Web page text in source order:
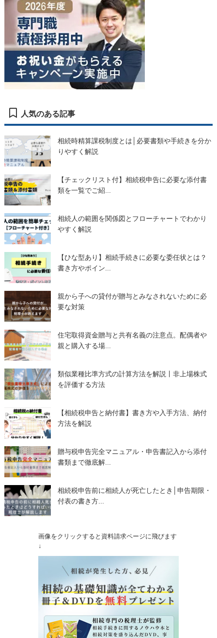
人気のある記事
相続時精算課税制度とは│必要書類や手続きを分か
りやすく解説
【チェックリスト付】相続税申告に必要な添付書
類を一覧でご紹...
相続人の範囲を関係図とフローチャートでわかり
やすく解説
【ひな型あり】相続手続きに必要な委任状とは？
書き方やポイン...
親から子への貸付が贈与とみなされないために必
要な対策
住宅取得資金贈与と共有名義の注意点。配偶者や
親と購入する場...
類似業種比準方式の計算方法を解説丨非上場株式
を評価する方法
【相続税申告と納付書】書き方や入手方法、納付
方法を解説
贈与税申告完全マニュアル・申告書記入から添付
書類まで徹底解...
相続税申告前に相続人が死亡したとき│申告期限・
付表の書き方...
画像をクリックすると資料請求ページに飛びます
↓